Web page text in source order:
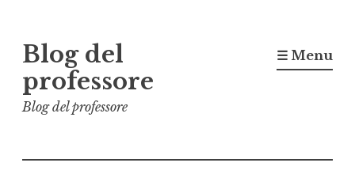
al
contenuto
Blog del
professore
Blog del professore
☰ Menu